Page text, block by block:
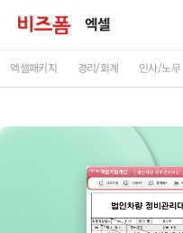
엑셀
엑셀패키지 경리/회계 인사/노무